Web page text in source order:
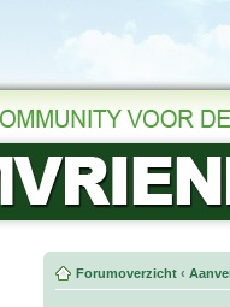
Forumoverzicht ‹